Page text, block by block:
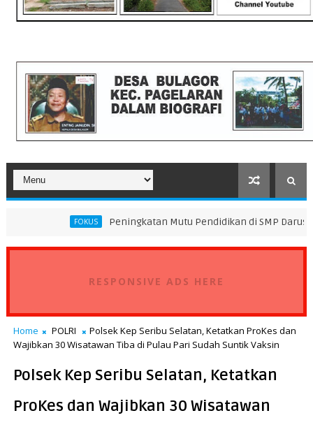
Peningkatan Mutu Pendidikan di SMP Darus Syifa Jakarta
RESPONSIVE ADS HERE
Home POLRI
Polsek Kep Seribu Selatan, Ketatkan ProKes dan
Wajibkan 30 Wisatawan Tiba di Pulau Pari Sudah Suntik Vaksin
Polsek Kep Seribu Selatan, Ketatkan
ProKes dan Wajibkan 30 Wisatawan